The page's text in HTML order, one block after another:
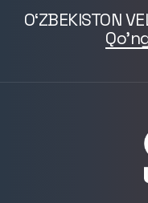
O‘ZBEKISTON